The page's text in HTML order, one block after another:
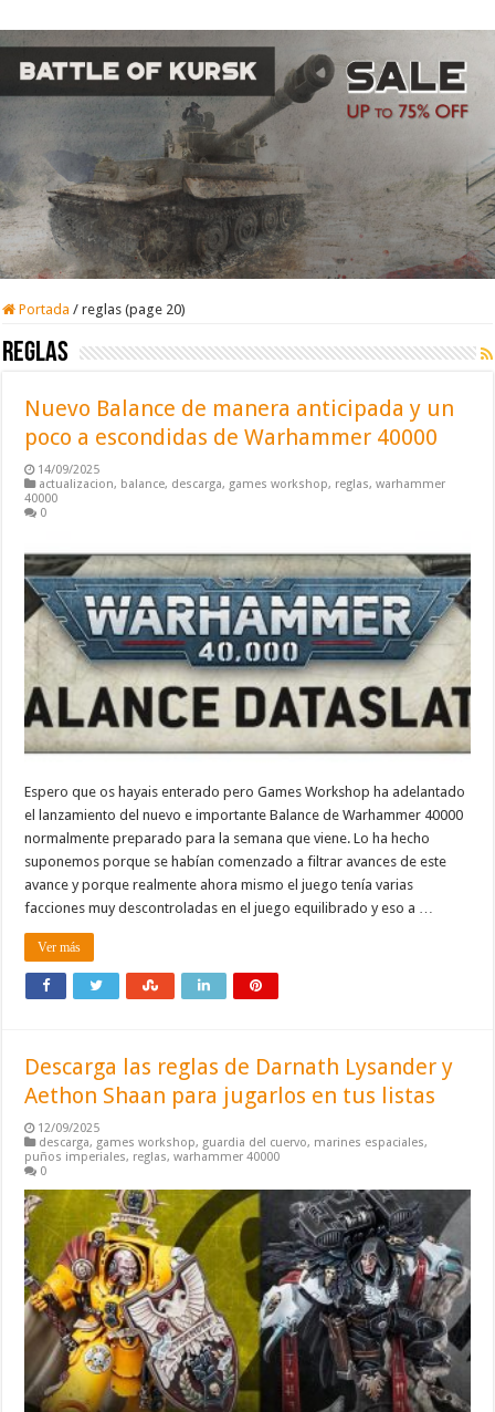
Portada / reglas (page 20)
reglas
Nuevo Balance de manera anticipada y un
poco a escondidas de Warhammer 40000
14/09/2025
actualizacion, balance, descarga, games workshop, reglas,warhammer
40000
0
Espero que os hayais enterado pero Games Workshop ha adelantado
el lanzamiento del nuevo e importante Balance de Warhammer 40000
normalmente preparado para la semana que viene. Lo ha hecho
suponemos porque se habían comenzado a filtrar avances de este
avance y porque realmente ahora mismo el juego tenía varias
facciones muy descontroladas en el juego equilibrado y eso a …
Ver más
Descarga las reglas de Darnath Lysander y
Aethon Shaan para jugarlos en tus listas
12/09/2025
descarga, games workshop, guardia del cuervo, marines espaciales,
puños imperiales, reglas,warhammer 40000
0